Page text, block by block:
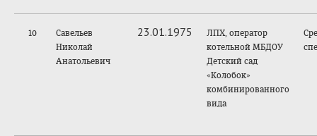
10
Савельев
Николай
Анатольевич
23.01.1975
ЛПХ, оператор
котельной МБДОУ
Детский сад
«Колобок»
комбинированного
вида